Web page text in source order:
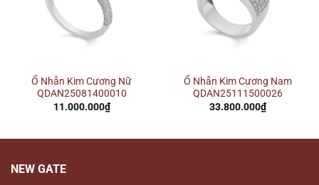
Ổ Nhẫn Kim Cương Nữ
QDAN25081400010
11.000.000₫
Ổ Nhẫn Kim Cương Nam
QDAN25111500026
33.800.000₫
NEW GATE